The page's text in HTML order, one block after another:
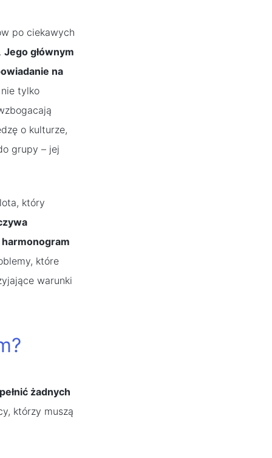
po ciekawych
Jego głównym
na
tylko
o kulturze,
grupy – jej
który
które
warunki
żadnych
którzy muszą